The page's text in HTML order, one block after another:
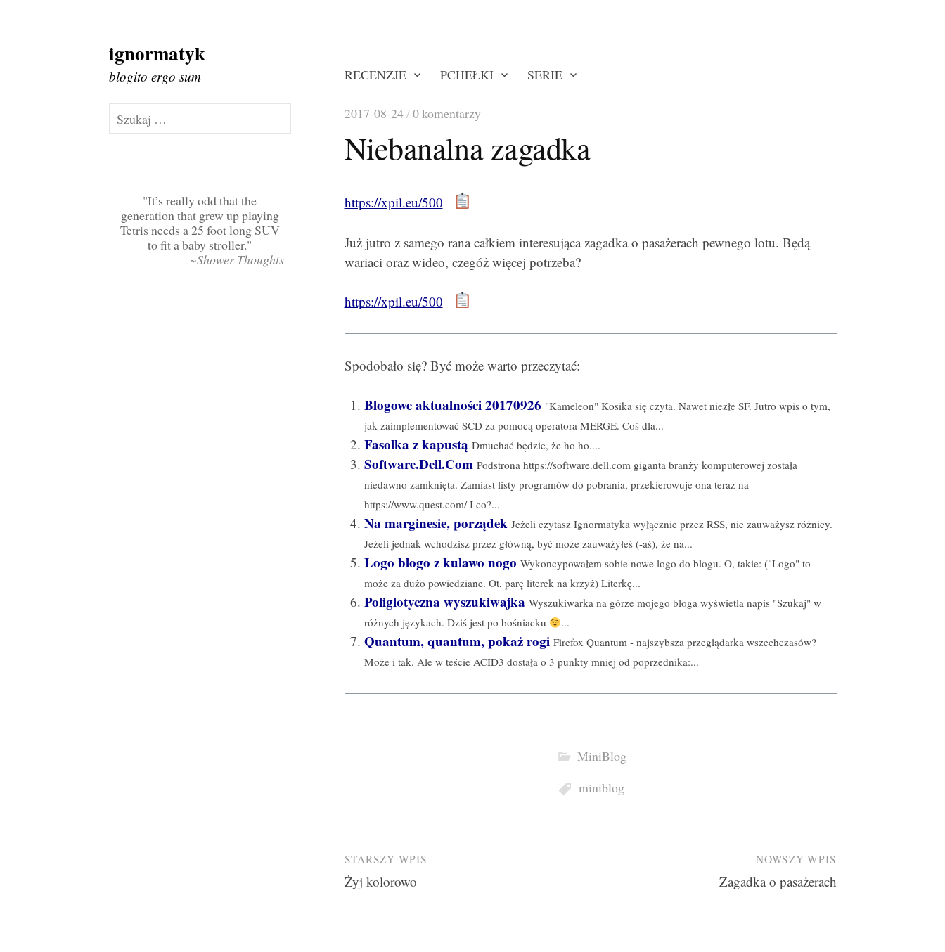
Skip
to
content
ignormatyk
blogito ergo sum RECENZJE PCHEŁKI SERIE
2017-08-24/0 komentarzy
Niebanalna zagadka
https://xpil.eu/500
Już jutro z samego rana całkiem interesująca zagadka o pasażerach pewnego lotu. Będą
wariaci oraz wideo, czegóż więcej potrzeba?
https://xpil.eu/500
Spodobało się? Być może warto przeczytać:
Blogowe aktualności 20170926 "Kameleon" Kosika się czyta. Nawet niezłe SF. Jutro wpis o tym,
jak zaimplementować SCD za pomocą operatora MERGE. Coś dla...
Fasolka z kapustą Dmuchać będzie, że ho ho....
Software.Dell.Com Podstrona https://software.dell.com giganta branży komputerowej została
niedawno zamknięta. Zamiast listy programów do pobrania, przekierowuje ona teraz na
https://www.quest.com/ I co?...
Na marginesie, porządek Jeżeli czytasz Ignormatyka wyłącznie przez RSS, nie zauważysz różnicy.
Jeżeli jednak wchodzisz przez główną, być może zauważyłeś (-aś), że na...
Logo blogo z kulawo nogo Wykoncypowałem sobie nowe logo do blogu. O, takie: ("Logo" to
może za dużo powiedziane. Ot, parę literek na krzyż) Literkę...
Poliglotyczna wyszukiwajka Wyszukiwarka na górze mojego bloga wyświetla napis "Szukaj" w
różnych językach. Dziś jest po bośniacku
...
Quantum, quantum, pokaż rogi Firefox Quantum - najszybsza przeglądarka wszechczasów?
Może i tak. Ale w teście ACID3 dostała o 3 punkty mniej od poprzednika:...
MiniBlog
miniblog
Post
navigation
STARSZY WPIS
Żyj kolorowo
NOWSZY WPIS
Zagadka o pasażerach
Szukaj:
It’s really odd that the
generation that grew up playing
Tetris needs a 25 foot long SUV
to fit a baby stroller.
~Shower Thoughts